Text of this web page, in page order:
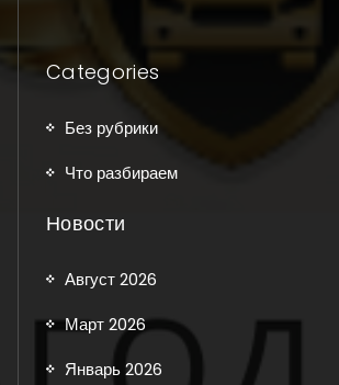
Categories
Без рубрики
Что разбираем
Новости
Август 2026
Март 2026
Январь 2026